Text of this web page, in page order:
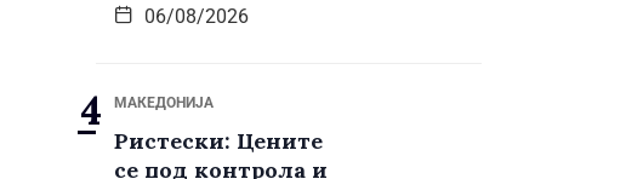
06/08/2026
МАКЕДОНИЈА
Ристески: Цените
се под контрола и